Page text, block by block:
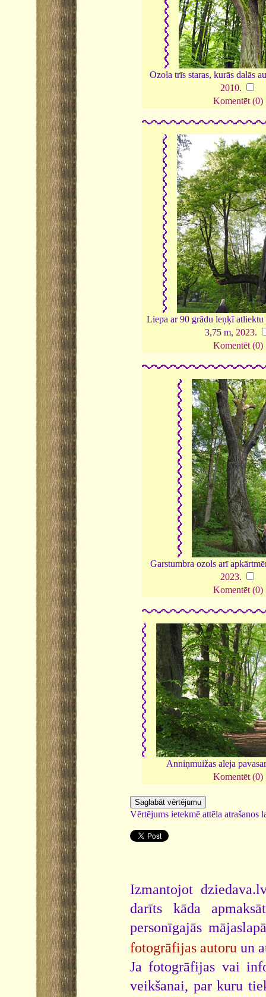
Ozola trīs staras, kurās dalās
2010.
Komentēt (0)
Liepa ar 90 grādu leņķī atliektu
3,75 m, 2023.
Komentēt (0)
Garstumbra ozols arī
2023.
Komentēt (0)
Anniņmuižas aleja
Komentēt (0)
Vērtējums ietekmē attēla atrašanos
Izmantojot
darīts kāda
personīgajās
fotogrāfijas autoru un
Ja fotogrāfijas vai
veikšanai, par kuru